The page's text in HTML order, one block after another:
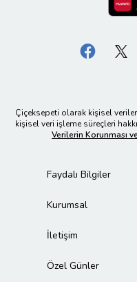
Çiçeksepeti olarak kişisel
kişisel veri işleme süreçleri
Verilerin Korunması
Faydalı Bilgiler
Kurumsal
İletişim
Özel Günler